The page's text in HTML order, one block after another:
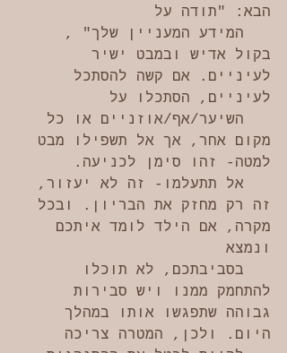
הבא: "תודה על
   המידע המעניין שלך" ,
בקול אדיש ובמבט ישיר
לעיניים. אם קשה להסתכל
לעיניים, הסתכלו על
   השיער/אף/אוזניים או כל
מקום אחר, אך אל תשפילו מבט
למטה- זהו סימן לכניעה.
   אל תתעלמו- זה לא יעזור,
זה רק מחזק את הבריון. ובכל
מקרה, אם הילד לומד איתכם
ונמצא
   בסביבתכם, לא תוכלו
להתחמק ממנו ויש סבירות
גבוהה שתפגשו אותו במהלך
היום. ולכן, המטרה צריכה